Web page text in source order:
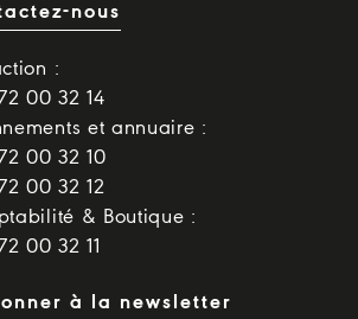
nous
:
00 32 14
et annuaire :
00 32 10
00 32 12
& Boutique :
00 32 11
à la newsletter